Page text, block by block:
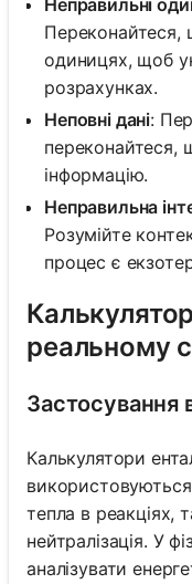
Переконайтеся,
одиницях, щоб
розрахунках.
Неповні дані:
переконайтеся,
інформацію.
Неправильна
Розумійте
процес є
реальному
Застосування в
Калькулятори
використовуються
тепла в реакціях,
нейтралізація. У
аналізувати